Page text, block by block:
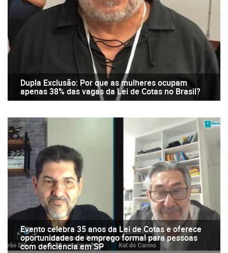
Dupla Exclusão: Por que as mulheres ocupam
apenas 38% das vagas da Lei de Cotas no Brasil?
Evento celebra 35 anos da Lei de Cotas e oferece
oportunidades de emprego formal para pessoas
com deficiência em SP